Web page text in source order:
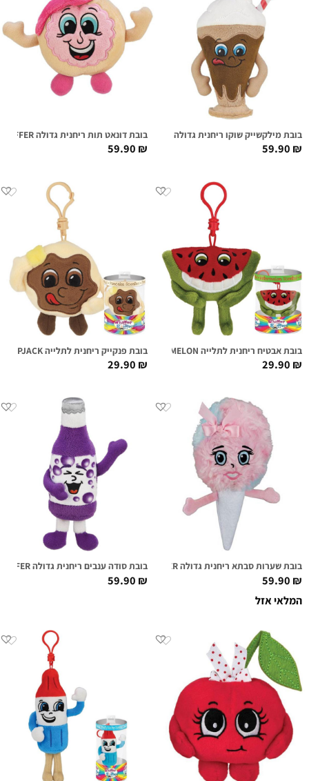
בובת מילקשייק שוקו ריחנית גדולה MIKEY MILKSHAKE SUPER SNIFFER
59.90₪
בובת דונאט תות ריחנית גדולה PHIL O'JELLY SUPER SNIFFER
59.90₪
בובת אבטיח ריחנית לתלייה MILTON MELON
29.90₪
בובת פנקייק ריחנית לתלייה FLIP FLAPJACK
29.90₪
בובת שערות סבתא ריחנית גדולה KATIE COTTON SUPER SNIFFER
59.90₪
המלאי אזל
בובת סודה ענבים ריחנית גדולה IZZY SODALICIOUS SUPER SNIFFER
59.90₪